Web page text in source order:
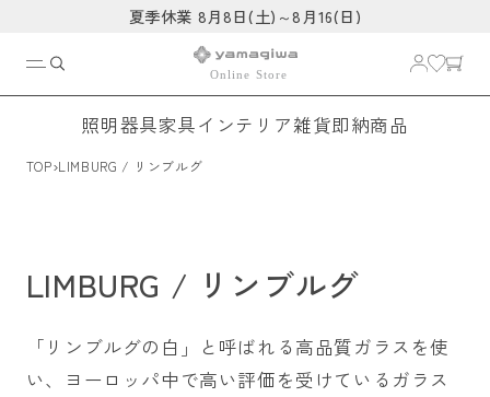
夏季休業 8月8日(土)～8月16(日)
照明器具家具インテリア雑貨即納商品
TOP›LIMBURG / リンブルグ
LIMBURG / リンブルグ
「リンブルグの白」と呼ばれる高品質ガラスを使
い、ヨーロッパ中で高い評価を受けているガラス